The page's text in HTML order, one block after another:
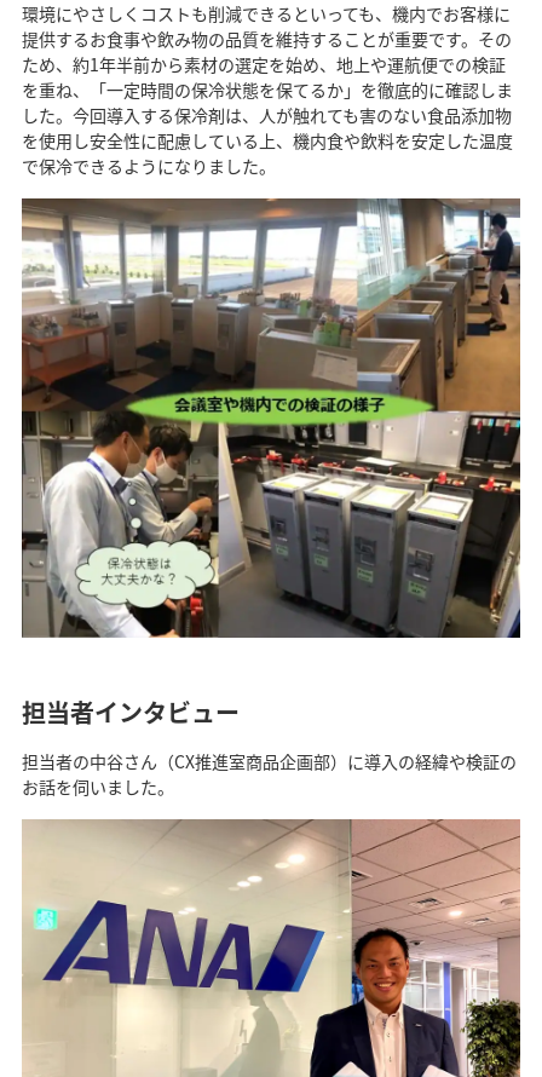
環境にやさしくコストも削減できるといっても、機内でお客様に
提供するお食事や飲み物の品質を維持することが重要です。その
ため、約1年半前から素材の選定を始め、地上や運航便での検証
を重ね、「一定時間の保冷状態を保てるか」を徹底的に確認しま
した。今回導入する保冷剤は、人が触れても害のない食品添加物
を使用し安全性に配慮している上、機内食や飲料を安定した温度
で保冷できるようになりました。
担当者インタビュー
担当者の中谷さん（CX推進室商品企画部）に導入の経緯や検証の
お話を伺いました。